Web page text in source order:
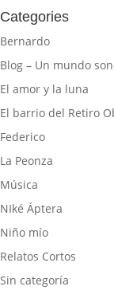
Categories
Bernardo
Blog – Un mundo
El amor y la luna
El barrio del Retiro
Federico
La Peonza
Música
NIké Áptera
Niño mío
Relatos Cortos
Sin categoría